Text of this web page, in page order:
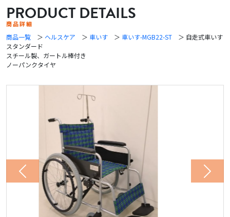
PRODUCT DETAILS
商品詳細
商品一覧 ＞ ヘルスケア ＞ 車いす ＞ 車いす-MGB22-ST ＞ 自走式車いす
スタンダード
スチール製、ガートル棒付き
ノーパンクタイヤ
Previous Next